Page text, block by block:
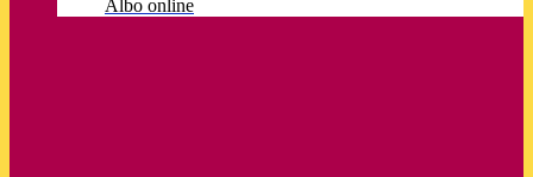
Albo online